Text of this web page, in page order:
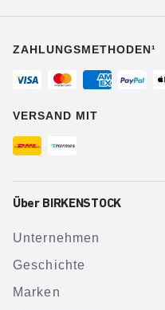
ZAHLUNGSMETHODEN¹
VERSAND MIT
Über BIRKENSTOCK
Unternehmen
Geschichte
Marken